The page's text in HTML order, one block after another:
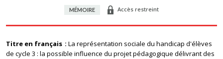
MÉMOIRE Accès restreint
Titre en français
La représentation sociale du handicap d'élèves
de cycle 3 : la possible influence du projet pédagogique délivrant des